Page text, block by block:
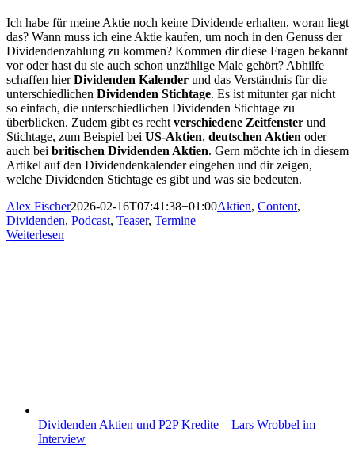
Ich habe für meine Aktie noch keine Dividende erhalten, woran liegt
das? Wann muss ich eine Aktie kaufen, um noch in den Genuss der
Dividendenzahlung zu kommen? Kommen dir diese Fragen bekannt
vor oder hast du sie auch schon unzählige Male gehört? Abhilfe
schaffen hierDividenden Kalender und das Verständnis für die
unterschiedlichen Dividenden Stichtage. Es ist mitunter gar nicht
so einfach, die unterschiedlichen Dividenden Stichtage zu
überblicken. Zudem gibt es recht verschiedene Zeitfenster und
Stichtage, zum Beispiel bei US-Aktien, deutschen Aktien oder
auch bei britischen Dividenden Aktien. Gern möchte ich in diesem
Artikel auf den Dividendenkalender eingehen und dir zeigen,
welche Dividenden Stichtage es gibt und was sie bedeuten.
Alex Fischer2026-02-16T07:41:38+01:00Aktien, Content,
Dividenden, Podcast, Teaser, Termine|
Weiterlesen
Dividenden Aktien und P2P Kredite – Lars Wrobbel im
Interview